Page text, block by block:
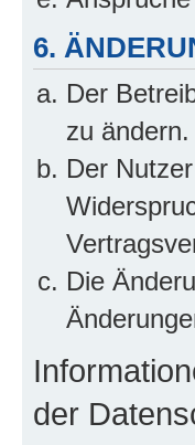
6.
Der
zu
Der
Die
der